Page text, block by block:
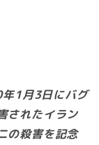
年1月3日にバグ
されたイラン
の殺害を記念